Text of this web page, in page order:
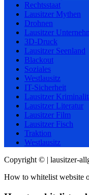
Rechtsstaat
Lausitzer Mythen
Drohnen
Lausitzer
3D-Druck
Lausitzer Seenland
Blackout
Soziales
Westlausitz
IT-Sicherheit
Lausitzer
Lausitzer Literatur
Lausitzer Film
Lausitzer Fisch
Traktion
Westlausitz
Copyright © | lausitzer-
How to whitelist website